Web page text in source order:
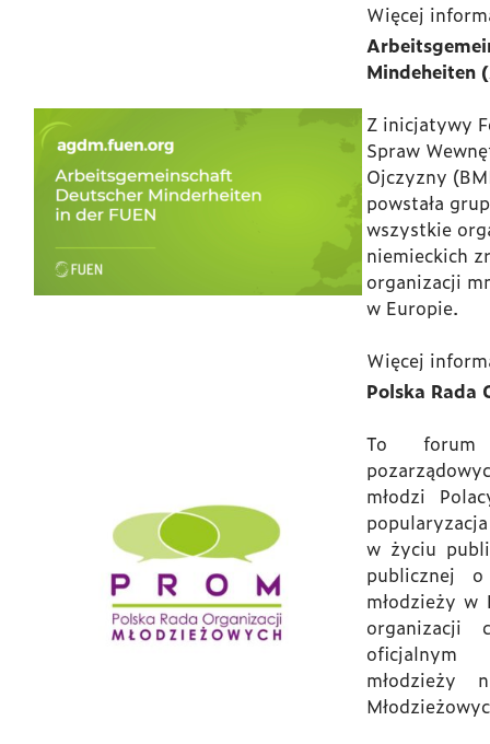
Więcej
Mindeheiten
Z inicjatywy
Spraw
Ojczyzny
powstała
wszystkie
niemieckich
organizacji
w Europie.
Więcej
Polska Rada
To forum
młodzi
w życiu
publicznej
młodzieży w
organizacji
oficjalnym
młodzieży